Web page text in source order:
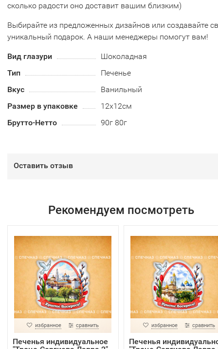
сколько радости оно доставит вашим близким)
Выбирайте из предложенных дизайнов или создавайте
уникальный подарок. А наши менеджеры помогут вам!
Вид глазури
Шоколадная
Тип
Печенье
Вкус
Ванильный
Размер в упаковке
12х12см
Брутто-Нетто
90г 80г
Оставить отзыв
Рекомендуем посмотреть
избранное сравнить
Печенья индивидуальное
избранное сравнить
Печенья